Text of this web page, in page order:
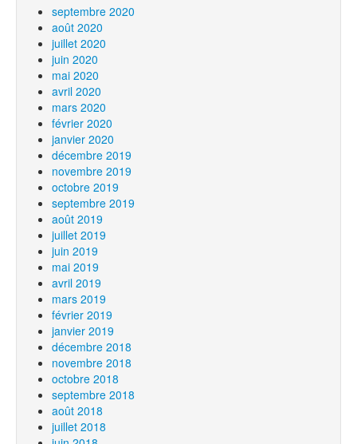
septembre 2020
août 2020
juillet 2020
juin 2020
mai 2020
avril 2020
mars 2020
février 2020
janvier 2020
décembre 2019
novembre 2019
octobre 2019
septembre 2019
août 2019
juillet 2019
juin 2019
mai 2019
avril 2019
mars 2019
février 2019
janvier 2019
décembre 2018
novembre 2018
octobre 2018
septembre 2018
août 2018
juillet 2018